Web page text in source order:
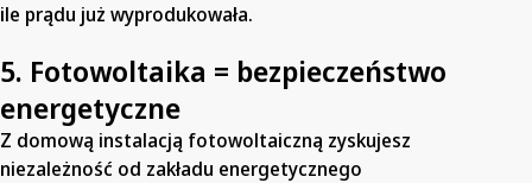
ile prądu już wyprodukowała.
5. Fotowoltaika = bezpieczeństwo
energetyczne
Z domową instalacją fotowoltaiczną zyskujesz
niezależność od zakładu energetycznego